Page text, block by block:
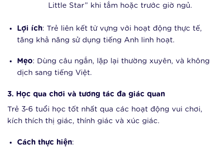
Little Star” khi tắm hoặc trước giờ ngủ.
Lợi ích: Trẻ liên kết từ vựng với hoạt động thực tế,
tăng khả năng sử dụng tiếng Anh linh hoạt.
Mẹo: Dùng câu ngắn, lặp lại thường xuyên, và không
dịch sang tiếng Việt.
3. Học qua chơi và tương tác đa giác quan
Trẻ 3-6 tuổi học tốt nhất qua các hoạt động vui chơi,
kích thích thị giác, thính giác và xúc giác.
Cách thực hiện: